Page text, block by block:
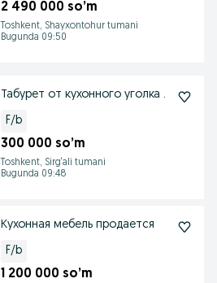
2 490 000 so’m
Toshkent, Shayxontohur tumani
Bugunda 09:50
Табурет от кухонного уголка .
F/b
300 000 so’m
Toshkent, Sirg‘ali tumani
Bugunda 09:48
Кухонная мебель продается
F/b
1 200 000 so’m